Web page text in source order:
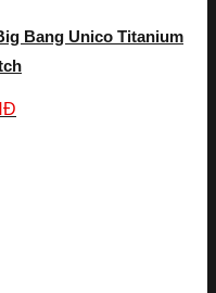
Bang Unico Titanium